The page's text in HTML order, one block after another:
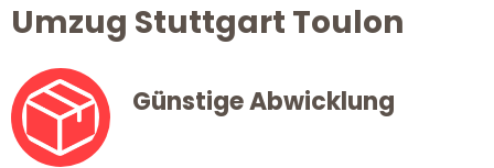
Umzug Stuttgart Toulon
Günstige Abwicklung